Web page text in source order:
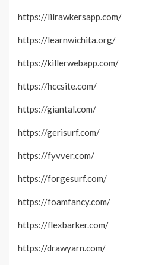
https://lilrawkersapp.com/
https://learnwichita.org/
https://killerwebapp.com/
https://hccsite.com/
https://giantal.com/
https://gerisurf.com/
https://fyvver.com/
https://forgesurf.com/
https://foamfancy.com/
https://flexbarker.com/
https://drawyarn.com/